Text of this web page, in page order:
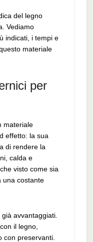
del legno
Vediamo
indicati, i tempi e
materiale
per
materiale
effetto: la sua
di rendere la
calda e
visto come sia
una costante
avvantaggiati.
il legno,
con preservanti.